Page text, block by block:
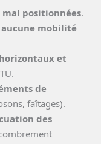
mal positionnées.
mobilité
et
de
faîtages).
des